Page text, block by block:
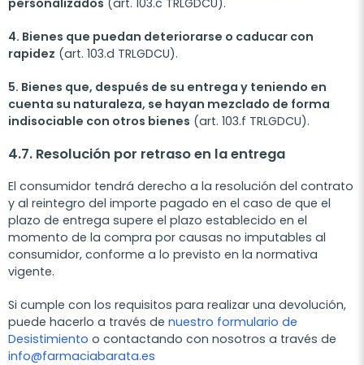
personalizados (art. 103.c TRLGDCU).
4. Bienes que puedan deteriorarse o caducar con
rapidez (art. 103.d TRLGDCU).
5. Bienes que, después de su entrega y teniendo en
cuenta su naturaleza, se hayan mezclado de forma
indisociable con otros bienes (art. 103.f TRLGDCU).
4.7. Resolución por retraso en la entrega
El consumidor tendrá derecho a la resolución del contrato
y al reintegro del importe pagado en el caso de que el
plazo de entrega supere el plazo establecido en el
momento de la compra por causas no imputables al
consumidor, conforme a lo previsto en la normativa
vigente.
Si cumple con los requisitos para realizar una devolución,
puede hacerlo a través de nuestro formulario de
Desistimiento o contactando con nosotros a través de
info@farmaciabarata.es